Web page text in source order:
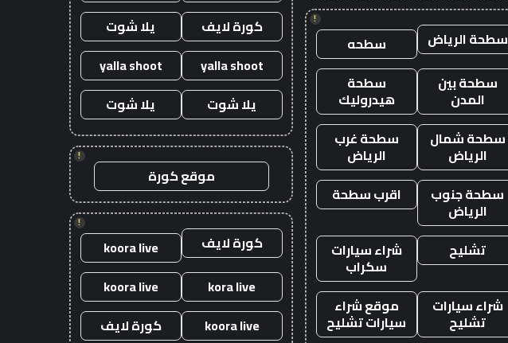
!
سطحة الرياض
سطحه
سطحة بين
المدن
سطحة
هيدروليك
سطحة شمال
الرياض
سطحة غرب
الرياض
سطحة جنوب
الرياض
اقرب سطحة
تشليح شراء سيارات
سكراب
شراء سيارات
تشليح
موقع شراء
سيارات تشليح
كورة لايف
يلا شوت
yalla shoot
yalla shoot
يلا شوت
يلا شوت
!
موقع كورة
!
كورة لايف
koora live
kora live
koora live
koora live
كورة لايف